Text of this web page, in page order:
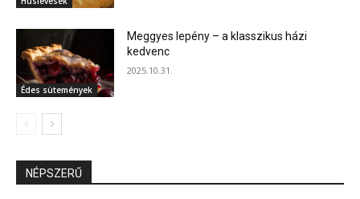
Édes sütemények
Meggyes lepény – a klasszikus házi
kedvenc
2025.10.31.
NÉPSZERŰ